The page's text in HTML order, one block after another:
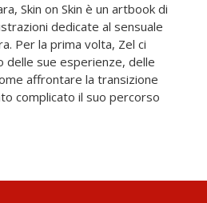
Skin on Skin è un artbook di
dedicate al sensuale
Per la prima volta, Zel ci
delle sue esperienze, delle
affrontare la transizione
complicato il suo percorso